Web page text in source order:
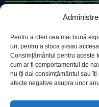
Pentru a oferi cea mai bună
uri, pentru a stoca și/sau
Consimțământul pentru aceste
cum ar fi comportamentul de
nu îți dai consimțământul sau
afecte negative asupra unor
Social
Politic
Economie